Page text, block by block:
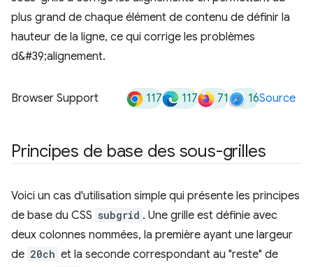
Browser Support 117 117 71 16Source
Principes de base des sous-grilles
Voici un cas d'utilisation simple qui présente les principes
de base du CSS subgrid . Une grille est définie avec
deux colonnes nommées, la première ayant une largeur
de 20ch et la seconde correspondant au "reste" de